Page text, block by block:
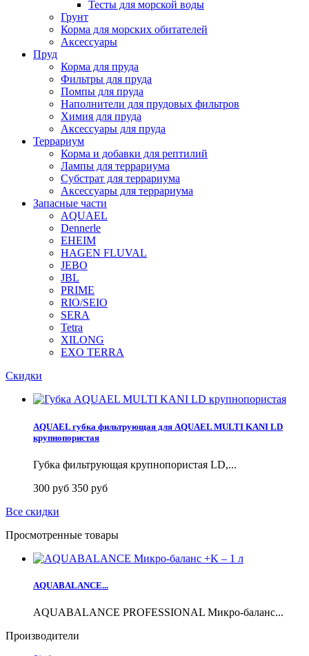
Тесты для морской воды
Грунт
Корма для морских обитателей
Аксессуары
Пруд
Корма для пруда
Фильтры для пруда
Помпы для пруда
Наполнители для прудовых фильтров
Химия для пруда
Аксессуары для пруда
Террариум
Корма и добавки для рептилий
Лампы для террариума
Субстрат для террариума
Аксессуары для террариума
Запасные части
AQUAEL
Dennerle
EHEIM
HAGEN FLUVAL
JEBO
JBL
PRIME
RIO/SEIO
SERA
Tetra
XILONG
EXO TERRA
Скидки
AQUAEL губка фильтрующая для AQUAEL MULTI KANI LD
крупнопористая
Губка фильтрующая крупнопористая LD,...
300 руб 350 руб
Все скидки
Просмотренные товары
AQUABALANCE...
AQUABALANCE PROFESSIONAL Микро-баланс...
Производители